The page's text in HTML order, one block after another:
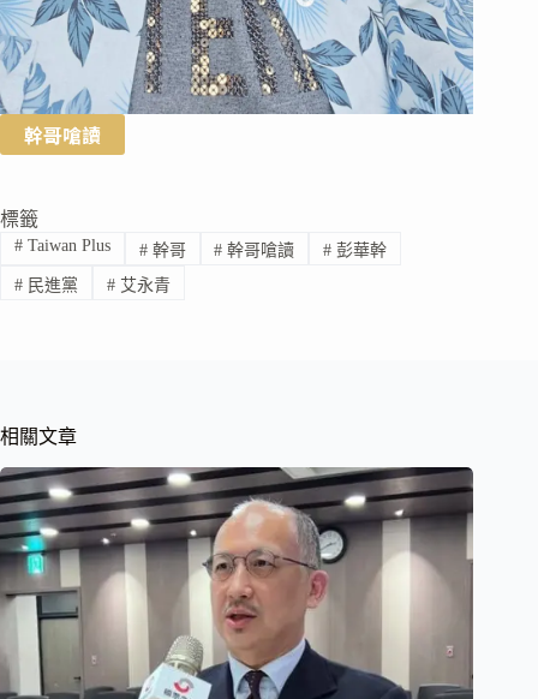
幹哥嗆讀
標籤
#Taiwan Plus #幹哥 # 幹哥嗆讀 # 彭華幹
#民進黨 #艾永青
相關文章